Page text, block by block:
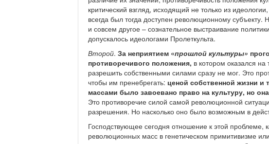
критический взгляд, исходящий не только из
всегда был тогда доступен революционному субъекту.
и совсем другое – сознательное выстраивание
допускалось идеологами Пролеткульта.
Второй. За неприятием «прошлой культуры»
противоречивого положения, в котором оказался
разрешить собственными силами сразу не мог. Это
чтобы им пренебрегать: ценой собственной жизни и
массами было завоевано право на культуру, но
Это противоречие силой самой революционной
разрешения. Но насколько оно было возможным в
Господствующее сегодня отношение к этой проблеме,
революционных масс в генетическом примитивизме